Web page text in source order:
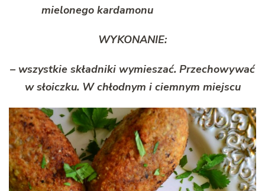
mielonego kardamonu
WYKONANIE:
– wszystkie składniki wymieszać. Przechowywać
w słoiczku. W chłodnym i ciemnym miejscu